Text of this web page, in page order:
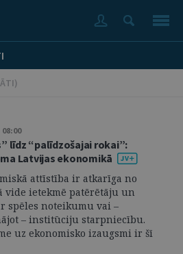
)
08:00
līdz “palīdzošajai rokai”:
Latvijas ekonomikā
attīstība ir atkarīga no
vide ietekmē patērētāju un
spēles noteikumu vai –
– institūciju starpniecību.
uz ekonomisko izaugsmi ir šī